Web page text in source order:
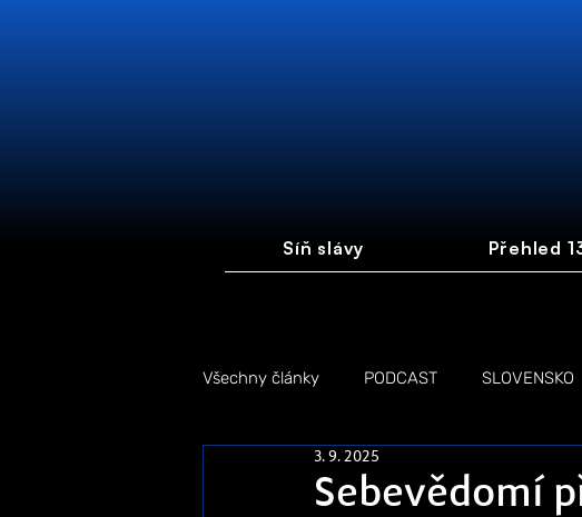
Síň slávy Přehled
Všechny články PODCAST SLOVENSKO
FOTOGALERIE
Sebevědomí
3. 9. 2025